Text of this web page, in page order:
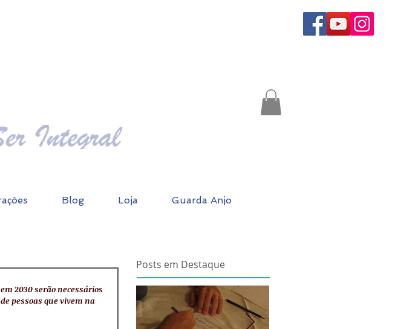
Blog Loja Guarda Anjo
2030 serão necessários
pessoas que vivem na
Posts em Destaque